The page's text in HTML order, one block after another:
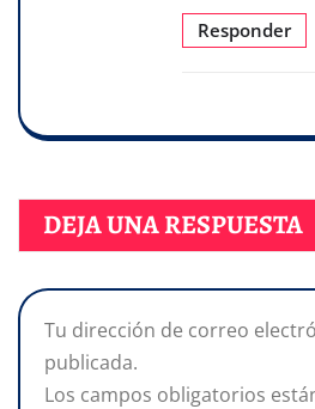
Responder
DEJA UNA RESPUESTA
Tu dirección de correo
publicada.
Los campos obligatorios